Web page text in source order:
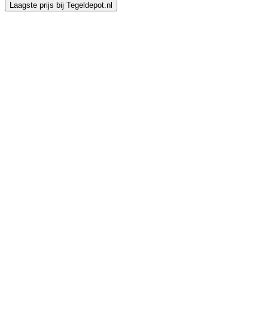
Laagste prijs bij Tegeldepot.nl